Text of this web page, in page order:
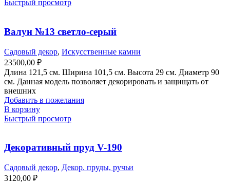
Быстрый просмотр
Валун №13 светло-серый
Садовый декор, Искусственные камни
23500,00 ₽
Длина 121,5 см. Ширина 101,5 см. Высота 29 см. Диаметр 90
см. Данная модель позволяет декорировать и защищать от
внешних
Добавить в пожелания
В корзину
Быстрый просмотр
Декоративный пруд V-190
Садовый декор, Декор. пруды, ручьи
3120,00 ₽